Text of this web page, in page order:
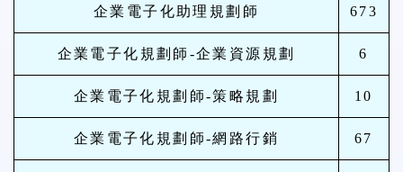
企業電子化助理規劃師 673
企業電子化規劃師-企業資源規劃 6
企業電子化規劃師-策略規劃 10
企業電子化規劃師-網路行銷 67